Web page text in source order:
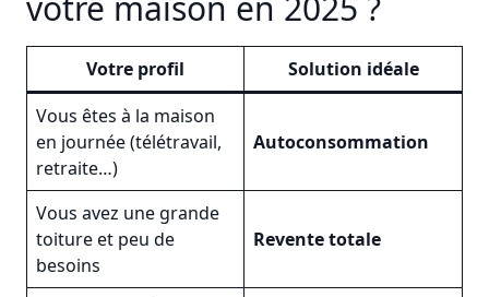
Votre profil
Solution idéale
Vous êtes à la maison
en journée (télétravail,
retraite…)
Autoconsommation
Vous avez une grande
toiture et peu de
besoins
Revente totale